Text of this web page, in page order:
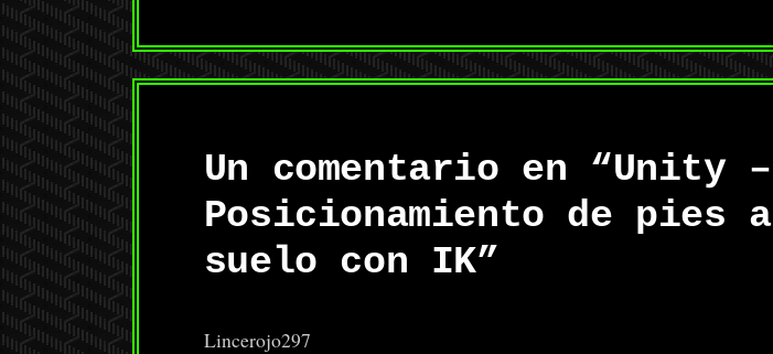
Un comentario en “Unity –
Posicionamiento de pies a
suelo con IK”
Lincerojo297